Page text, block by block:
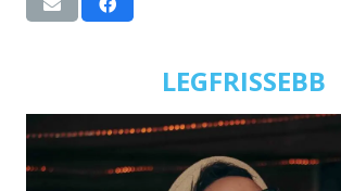
LEGFRISSEBB